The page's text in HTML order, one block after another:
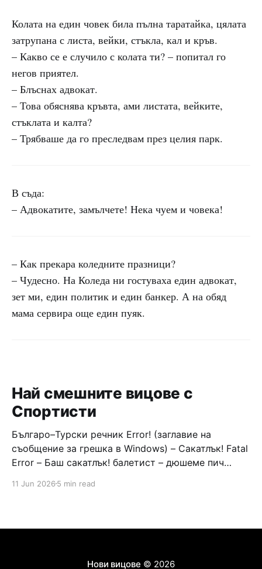
Колата на един човек била пълна таратайка, цялата
затрупана с листа, вейки, стъкла, кал и кръв.
– Какво се е случило с колата ти? – попитал го
негов приятел.
– Блъснах адвокат.
– Това обяснява кръвта, ами листата, вейките,
стъклата и калта?
– Трябваше да го преследвам през целия парк.
В съда:
– Адвокатите, замълчете! Нека чуем и човека!
– Как прекара коледните празници?
– Чудесно. На Коледа ни гостуваха един адвокат,
зет ми, един политик и един банкер. А на обяд
мама сервира още един пуяк.
Най смешните вицове с
Спортисти
Българо–Турски речник Error! (заглавие на
съобщение за грешка в Windows) – Сакатлък! Fatal
Error – Баш сакатлък! балетист – дюшеме пич
Война и мир – Патаклама и рахатлък Cancel –
дявола – дур базик шаркан бабана сакатлък Двама
11 Jun 2026 5 min read
Нови вицове © 2026